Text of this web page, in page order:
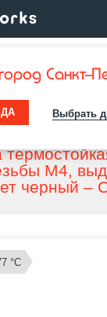
Санкт-
ДА Выбрать
/ТЕРМОСТОЙКИЕ
M4,
черный –
°С